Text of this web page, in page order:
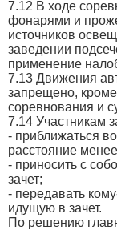
7.12 В ходе
фонарями и
источников
заведении
применение
7.13 Движения
запрещено, кроме
соревнования и
7.14 Участникам
- приближаться
расстояние
- приносить с
зачет;
- передавать
идущую в зачет.
По решению